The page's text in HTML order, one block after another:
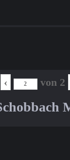
‹ von 2